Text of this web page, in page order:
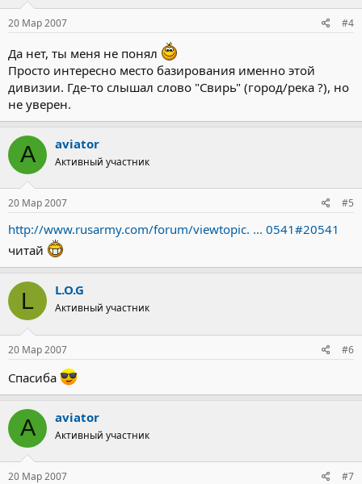
20 Мар 2007 #4
Да нет, ты меня не понял
Просто интересно место базирования именно этой
дивизии. Где-то слышал слово "Свирь" (город/река ?), но
не уверен.
A aviator
Активный участник
20 Мар 2007 #5
http://www.rusarmy.com/forum/viewtopic. ... 0541#20541
читай
L L.O.G
Активный участник
20 Мар 2007 #6
Спасиба
A aviator
Активный участник
20 Мар 2007 #7